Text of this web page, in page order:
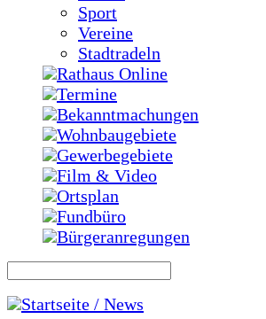
Sport
Vereine
Stadtradeln
Rathaus Online
Termine
Bekanntmachungen
Wohnbaugebiete
Gewerbegebiete
Film & Video
Ortsplan
Fundbüro
Bürgeranregungen
Startseite / News